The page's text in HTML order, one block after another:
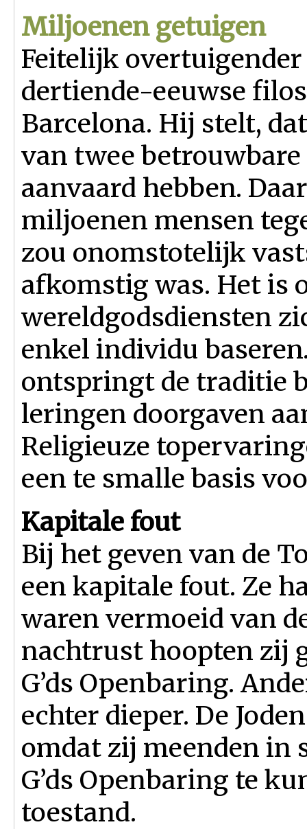
Miljoenen getuigen
Feitelijk
dertiende-eeuwse
Barcelona. Hij stelt,
van twee
aanvaard hebben.
miljoenen mensen
zou onomstotelijk
afkomstig was. Het is
wereldgodsdiensten
enkel individu
ontspringt de traditie
leringen doorgaven
Religieuze
een te smalle basis
Kapitale fout
Bij het geven van de
een kapitale fout. Ze
waren vermoeid van
nachtrust hoopten zij
G’ds Openbaring.
echter dieper. De
omdat zij meenden in
G’ds Openbaring te
toestand.